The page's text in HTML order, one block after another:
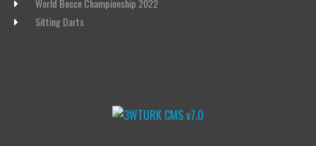
World Bocce Championship 2022
Sitting Darts